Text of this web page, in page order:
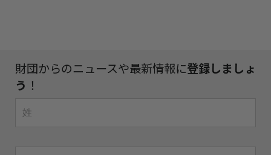
財団からのニュースや最新情報に登録しましょ
う ！